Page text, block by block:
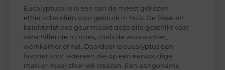
Eucalyptusolie is een van de meest gekozen
etherische oliën voor gebruik in huis. De frisse en
karakteristieke geur maakt deze olie geschikt voor
verschillende ruimtes, zoals de woonkamer,
werkkamer of hal. Daardoor is eucalyptus een
favoriet voor iedereen die op een eenvoudige
manier meer sfeer wil creëren. Een aangename